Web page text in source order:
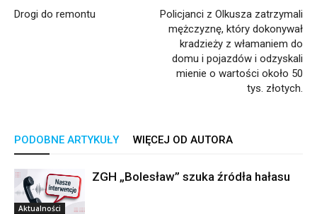
Drogi do remontu
Policjanci z Olkusza zatrzymali
mężczyznę, który dokonywał
kradzieży z włamaniem do
domu i pojazdów i odzyskali
mienie o wartości około 50
tys. złotych.
PODOBNE ARTYKUŁY WIĘCEJ OD AUTORA
Aktualności
ZGH „Bolesław” szuka źródła hałasu